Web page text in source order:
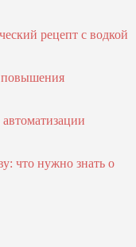
рецепт с водкой
повышения
что нужно знать о